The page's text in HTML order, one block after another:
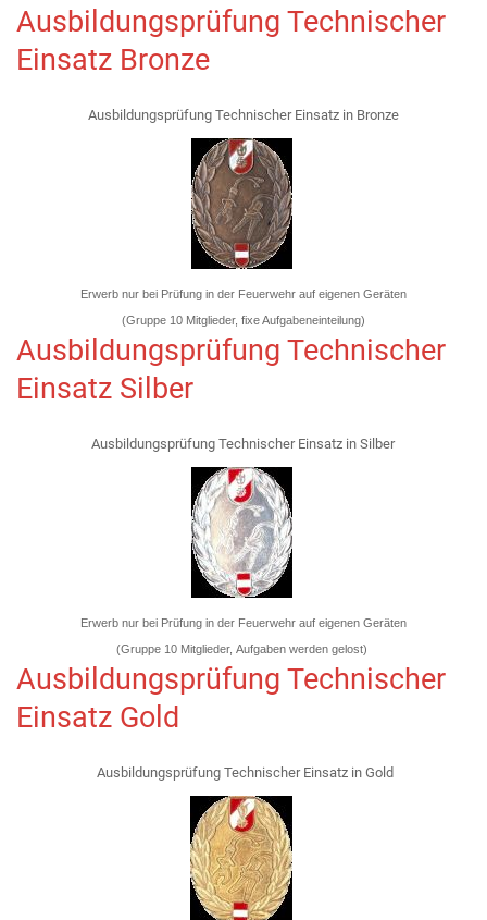
Ausbildungsprüfung Technischer
Einsatz Bronze
Ausbildungsprüfung Technischer Einsatz in Bronze
Erwerb nur bei Prüfung in der Feuerwehr auf eigenen Geräten
(Gruppe 10 Mitglieder, fixe Aufgabeneinteilung)
Ausbildungsprüfung Technischer
Einsatz Silber
Ausbildungsprüfung Technischer Einsatz in Silber
Erwerb nur bei Prüfung in der Feuerwehr auf eigenen Geräten
(Gruppe 10 Mitglieder, Aufgaben werden gelost)
Ausbildungsprüfung Technischer
Einsatz Gold
Ausbildungsprüfung Technischer Einsatz in Gold